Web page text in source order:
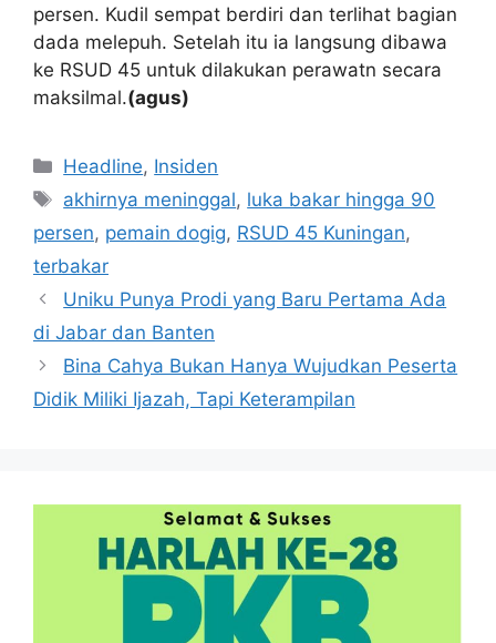
persen. Kudil sempat berdiri dan terlihat bagian
dada melepuh. Setelah itu ia langsung dibawa
ke RSUD 45 untuk dilakukan perawatn secara
maksilmal.(agus)
Kategori
Headline, Insiden
Tag
akhirnya meninggal, luka bakar hingga 90
persen, pemain dogig, RSUD 45 Kuningan,
terbakar
Uniku Punya Prodi yang Baru Pertama Ada
di Jabar dan Banten
Bina Cahya Bukan Hanya Wujudkan Peserta
Didik Miliki Ijazah, Tapi Keterampilan